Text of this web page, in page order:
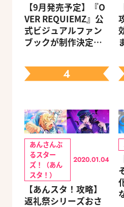
【9月発売予定】『O
VER REQUIEMZ』公
式ビジュアルファン
ブックが制作決定！
る豪華グッズ付き限
定セットも同時発売
4
あんさんぶ
るスター
ズ！（あん
スタ！）
2020.01.04
【あんスタ！攻略】
返礼祭シリーズおさ